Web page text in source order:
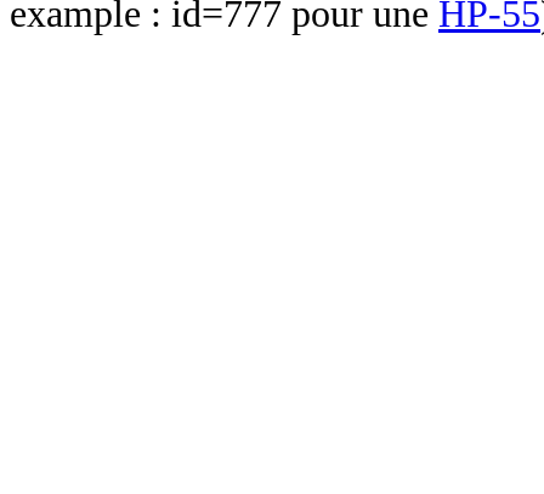
example : id=777 pour une HP-55